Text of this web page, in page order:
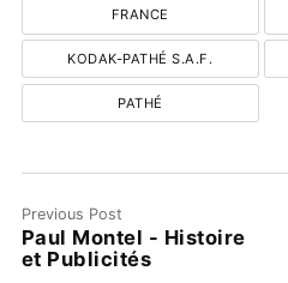
FRANCE
KODAK-PATHÉ S.A.F.
PATHÉ
Previous Post
Paul Montel - Histoire
et Publicités